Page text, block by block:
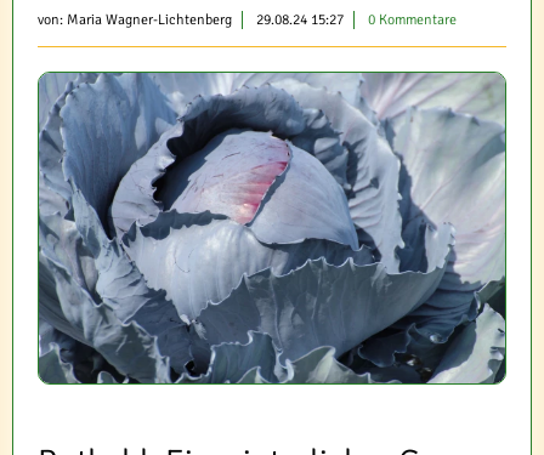
von: Maria Wagner-Lichtenberg 29.08.24 15:27 0 Kommentare